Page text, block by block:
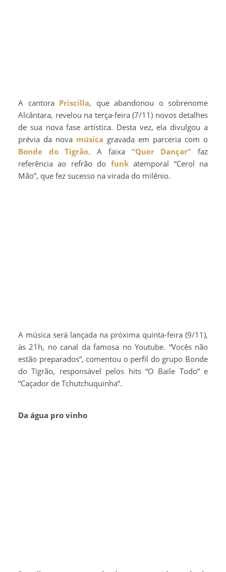
A cantora Priscilla, que abandonou o sobrenome
Alcântara, revelou na terça-feira (7/11) novos detalhes
de sua nova fase artística. Desta vez, ela divulgou a
prévia da nova música gravada em parceria com o
Bonde do Tigrão. A faixa “Quer Dançar” faz
referência ao refrão do funkatemporal “Cerol na
Mão”, que fez sucesso na virada do milênio.
A música será lançada na próxima quinta-feira (9/11),
às 21h, no canal da famosa no Youtube. “Vocês não
estão preparados”, comentou o perfil do grupo Bonde
do Tigrão, responsável pelos hits “O Baile Todo” e
“Caçador de Tchutchuquinha”.
Da água pro vinho